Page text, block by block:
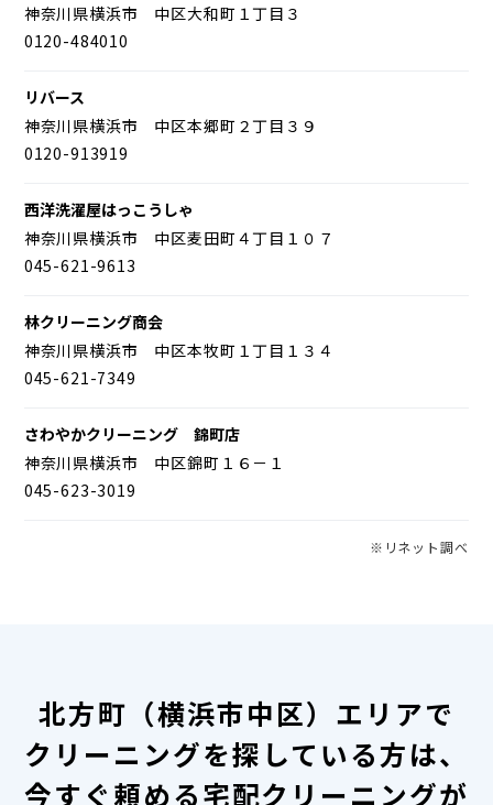
神奈川県横浜市 中区大和町１丁目３
0120-484010
リバース
神奈川県横浜市 中区本郷町２丁目３９
0120-913919
西洋洗濯屋はっこうしゃ
神奈川県横浜市 中区麦田町４丁目１０７
045-621-9613
林クリーニング商会
神奈川県横浜市 中区本牧町１丁目１３４
045-621-7349
さわやかクリーニング 錦町店
神奈川県横浜市 中区錦町１６－１
045-623-3019
※リネット調べ
北方町（横浜市中区）エリアで
クリーニングを探している方は、
今すぐ頼める宅配クリーニングが